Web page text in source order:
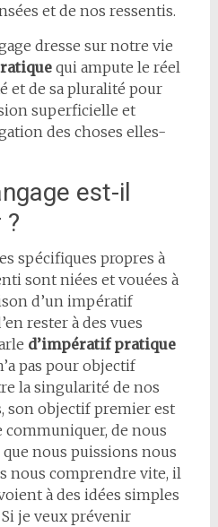
et de nos ressentis.
dresse sur notre vie
qui ampute le réel
et de sa pluralité pour
superficielle et
des choses elles-
est-il
spécifiques propres à
sont niées et vouées à
d’un impératif
rester à des vues
d’impératif pratique
pas pour objectif
la singularité de nos
son objectif premier est
de nous
nous puissions nous
nous comprendre vite, il
à des idées simples
je veux prévenir